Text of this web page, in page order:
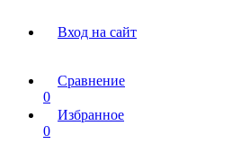
Вход на сайт
Сравнение
0
Избранное
0